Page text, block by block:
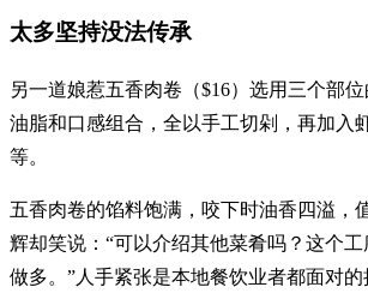
太多坚持没法传承
另一道娘惹五香肉卷（$16）选用三个部
油脂和口感组合，全以手工切剁，再加入
等。
五香肉卷的馅料饱满，咬下时油香四溢，
辉却笑说：“可以介绍其他菜肴吗？这个
做多。”人手紧张是本地餐饮业者都面对